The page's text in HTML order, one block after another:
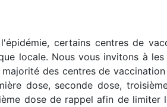
certains centres de
locale. Nous vous invitons à
des centres de
dose, seconde dose,
dose de rappel afin de